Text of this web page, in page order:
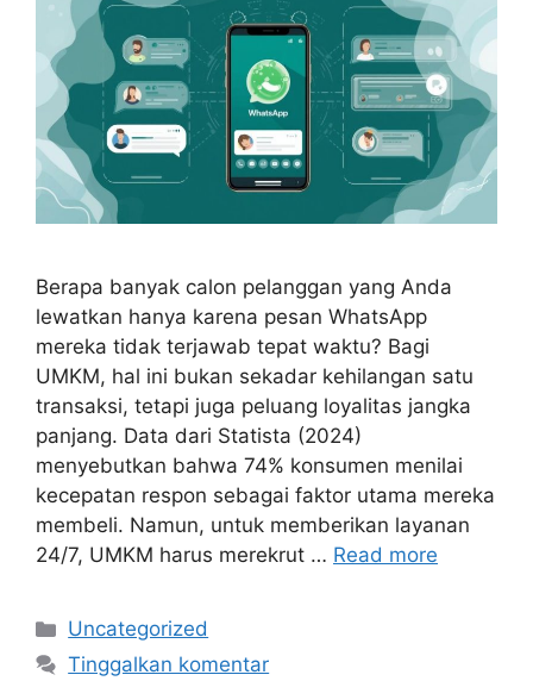
Berapa banyak calon pelanggan yang Anda
lewatkan hanya karena pesan WhatsApp
mereka tidak terjawab tepat waktu? Bagi
UMKM, hal ini bukan sekadar kehilangan satu
transaksi, tetapi juga peluang loyalitas jangka
panjang. Data dari Statista (2024)
menyebutkan bahwa 74% konsumen menilai
kecepatan respon sebagai faktor utama mereka
membeli. Namun, untuk memberikan layanan
24/7, UMKM harus merekrut … Read more
Kategori
Uncategorized
Tinggalkan komentar